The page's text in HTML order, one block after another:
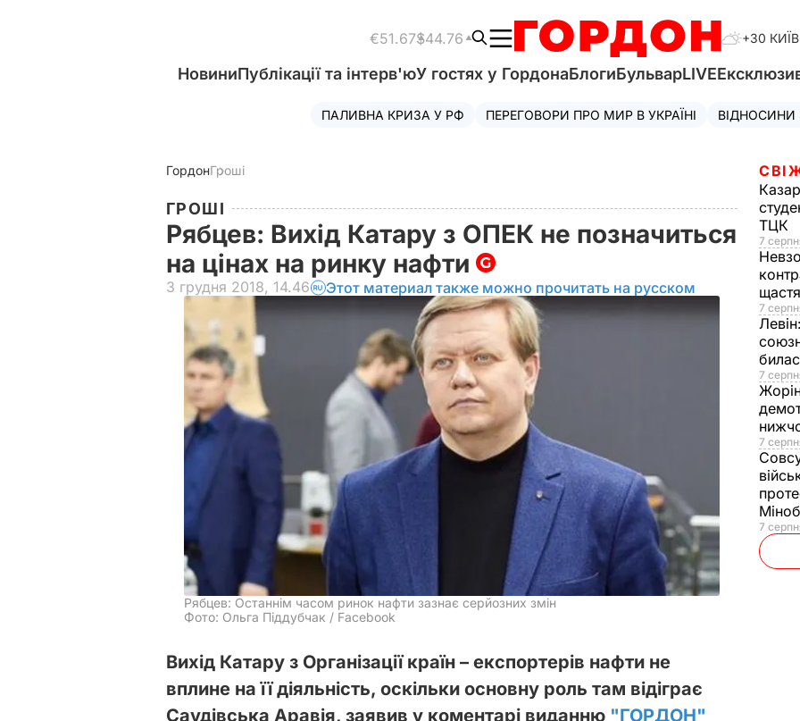
€51.67$44.76 +30 КИЇВ
НовиниПублікації та інтерв'юУ гостях у ГордонаБлогиБульварLIVE
ПАЛИВНА КРИЗА У РФ ПЕРЕГОВОРИ ПРО МИР В УКРАЇНІ
ГордонГроші
ГРОШІ
Рябцев: Вихід Катару з ОПЕК не позначиться
на цінах на ринку нафти
3 грудня 2018, 14.46 Этот материал также можно прочитать на русском
Рябцев: Останнім часом ринок нафти зазнає серйозних змін
Фото: Ольга Піддубчак / Facebook
Вихід Катару з Організації країн – експортерів нафти не
вплине на її діяльність, оскільки основну роль там відіграє
Саудівська Аравія, заявив у коментарі виданню "ГОРДОН"
ТЦК
7
щастя
7
Левін:
7
7
7